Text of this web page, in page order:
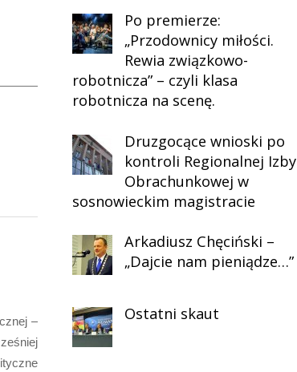
–
Po premierze:
„Przodownicy miłości.
Rewia związkowo-
robotnicza” – czyli klasa
robotnicza na scenę.
Druzgocące wnioski po
kontroli Regionalnej Izby
Obrachunkowej w
sosnowieckim magistracie
Arkadiusz Chęciński –
„Dajcie nam pieniądze…”
Ostatni skaut